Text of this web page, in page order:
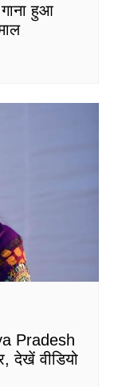
हुआ
Pradesh
देखें वीडियो